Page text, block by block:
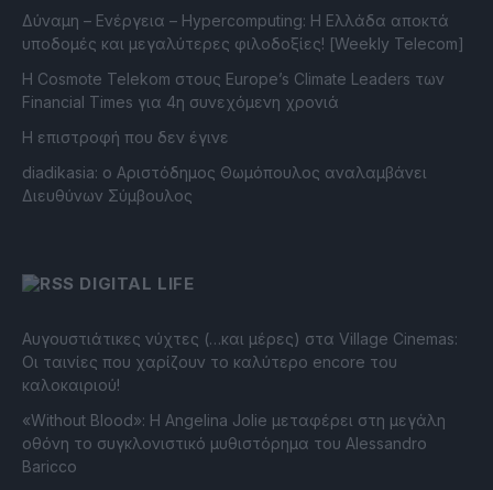
Δύναμη – Ενέργεια – Ηypercomputing: Η Ελλάδα αποκτά
υποδομές και μεγαλύτερες φιλοδοξίες! [Weekly Telecom]
Η Cosmote Telekom στους Europe’s Climate Leaders των
Financial Times για 4η συνεχόμενη χρονιά
Η επιστροφή που δεν έγινε
diadikasia: ο Αριστόδημος Θωμόπουλος αναλαμβάνει
Διευθύνων Σύμβουλος
DIGITAL LIFE
Αυγουστιάτικες νύχτες (…και μέρες) στα Village Cinemas:
Οι ταινίες που χαρίζουν το καλύτερο encore του
καλοκαιριού!
«Without Blood»: Η Angelina Jolie μεταφέρει στη μεγάλη
οθόνη το συγκλονιστικό μυθιστόρημα του Alessandro
Baricco